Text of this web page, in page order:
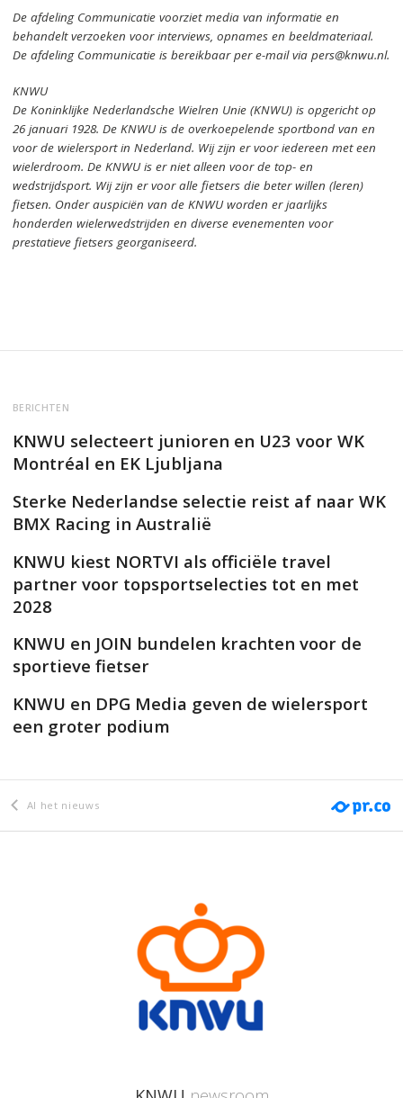
De afdeling Communicatie voorziet media van informatie en
behandelt verzoeken voor interviews, opnames en beeldmateriaal.
De afdeling Communicatie is bereikbaar per e-mail via pers@knwu.nl.
KNWU
De Koninklijke Nederlandsche Wielren Unie (KNWU) is opgericht op
26 januari 1928.De KNWU is de overkoepelende sportbond van en
voor de wielersport in Nederland. Wij zijn er voor iedereen met een
wielerdroom.De KNWU is er niet alleen voor de top- en
wedstrijdsport. Wij zijn ervoor alle fietsers die beter willen (leren)
fietsen. Onder auspiciën van de KNWU worden er jaarlijks
honderden wielerwedstrijden en diverse evenementen voor
prestatieve fietsers georganiseerd.
BERICHTEN
KNWU selecteert junioren en U23 voor WK
Montréal en EK Ljubljana
Sterke Nederlandse selectie reist af naar WK
BMX Racing in Australië
KNWU kiest NORTVI als officiële travel
partner voor topsportselecties tot en met
2028
KNWU en JOIN bundelen krachten voor de
sportieve fietser
KNWU en DPG Media geven de wielersport
een groter podium
Al het nieuws